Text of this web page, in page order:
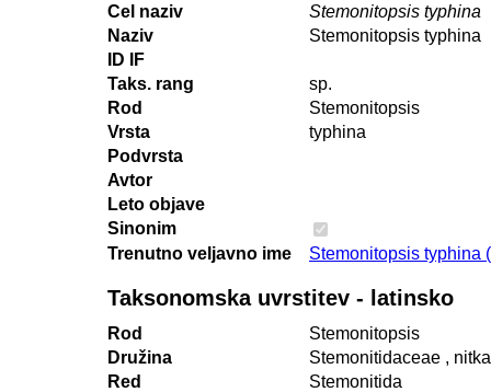
Cel naziv
Stemonitopsis typhina
Naziv
Stemonitopsis typhina
ID IF
Taks. rang
sp.
Rod
Stemonitopsis
Vrsta
typhina
Podvrsta
Avtor
Leto objave
Sinonim
Trenutno veljavno ime
Stemonitopsis typhina
Taksonomska uvrstitev - latinsko
Rod
Stemonitopsis
Družina
Stemonitidaceae ,
Red
Stemonitida